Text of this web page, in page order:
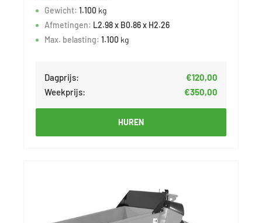
Gewicht: 1.100 kg
Afmetingen: L2.98 x B0.86 x H2.26
Max. belasting: 1.100 kg
Dagprijs:
€120,00
Weekprijs:
€350,00
HUREN